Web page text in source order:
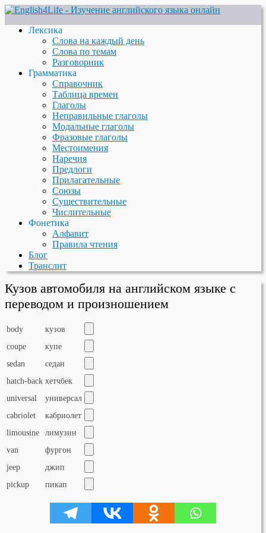
Лексика
Слова на каждый день
Слова по темам
Разговорник
Грамматика
Справочник
Таблица времен
Глаголы
Неправильные глаголы
Модальные глаголы
Фразовые глаголы
Местоимения
Наречия
Предлоги
Прилагательные
Союзы
Существительные
Числительные
Фонетика
Алфавит
Правила чтения
Блог
Транслит
Кузов автомобиля на английском языке с
переводом и произношением
body
кузов
coupe
купе
sedan
седан
hatch-back хетчбек
universal
универсал
cabriolet
кабриолет
limousine
лимузин
van
фургон
jeep
джип
pickup
пикап